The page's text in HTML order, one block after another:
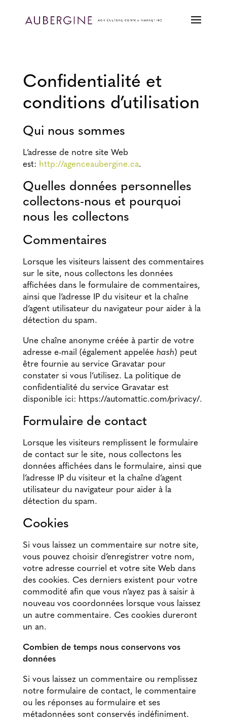
Confidentialité et
conditions d’utilisation
Qui nous sommes
L’adresse de notre site Web
est: http://agenceaubergine.ca.
Quelles données personnelles
collectons-nous et pourquoi
nous les collectons
Commentaires
Lorsque les visiteurs laissent des commentaires
sur le site, nous collectons les données
affichées dans le formulaire de commentaires,
ainsi que l’adresse IP du visiteur et la chaîne
d’agent utilisateur du navigateur pour aider à la
détection du spam.
Une chaîne anonyme créée à partir de votre
adresse e-mail (également appelée hash) peut
être fournie au service Gravatar pour
constater si vous l’utilisez. La politique de
confidentialité du service Gravatar est
disponible ici: https://automattic.com/privacy/.
Formulaire de contact
Lorsque les visiteurs remplissent le formulaire
de contact sur le site, nous collectons les
données affichées dans le formulaire, ainsi que
l’adresse IP du visiteur et la chaîne d’agent
utilisateur du navigateur pour aider à la
détection du spam.
Cookies
Si vous laissez un commentaire sur notre site,
vous pouvez choisir d’enregistrer votre nom,
votre adresse courriel et votre site Web dans
des cookies. Ces derniers existent pour votre
commodité afin que vous n’ayez pas à saisir à
nouveau vos coordonnées lorsque vous laissez
un autre commentaire. Ces cookies dureront
un an.
Combien de temps nous conservons vos
données
Si vous laissez un commentaire ou remplissez
notre formulaire de contact, le commentaire
ou les réponses au formulaire et ses
métadonnées sont conservés indéfiniment.